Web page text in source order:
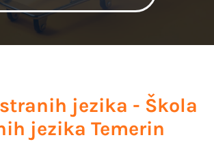
jezika - Škola
jezika Temerin